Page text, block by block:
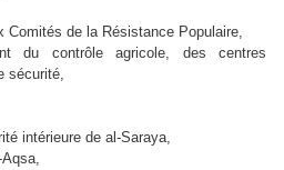
Comités de la Résistance Populaire,
du contrôle agricole, des centres
sécurité,
intérieure de al-Saraya,